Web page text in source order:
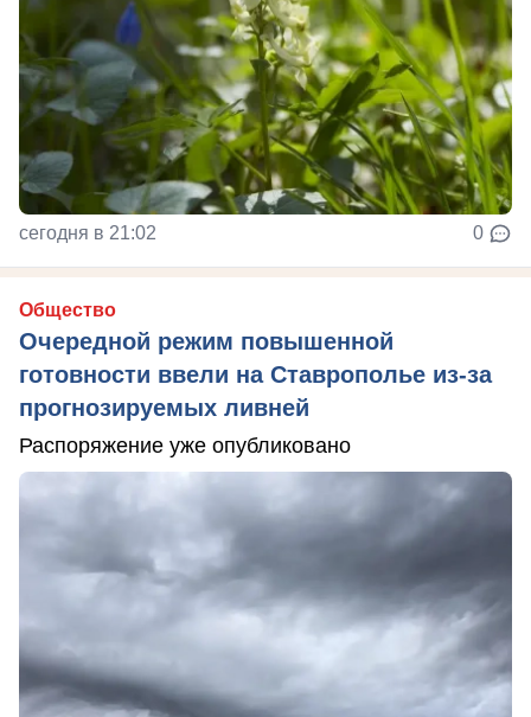
сегодня в 21:02 0
Общество
Очередной режим повышенной
готовности ввели на Ставрополье из-за
прогнозируемых ливней
Распоряжение уже опубликовано